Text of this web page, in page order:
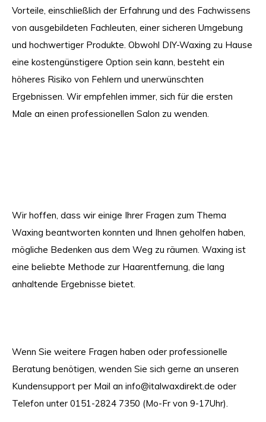
Vorteile, einschließlich der Erfahrung und des Fachwissens
von ausgebildeten Fachleuten, einer sicheren Umgebung
und hochwertiger Produkte. Obwohl DIY-Waxing zu Hause
eine kostengünstigere Option sein kann, besteht ein
höheres Risiko von Fehlern und unerwünschten
Ergebnissen. Wir empfehlen immer, sich für die ersten
Male an einen professionellen Salon zu wenden.
Wir hoffen, dass wir einige Ihrer Fragen zum Thema
Waxing beantworten konnten und Ihnen geholfen haben,
mögliche Bedenken aus dem Weg zu räumen. Waxing ist
eine beliebte Methode zur Haarentfernung, die lang
anhaltende Ergebnisse bietet.
Wenn Sie weitere Fragen haben oder professionelle
Beratung benötigen, wenden Sie sich gerne an unseren
Kundensupport per Mail an info@italwaxdirekt.de oder
Telefon unter 0151-2824 7350 (Mo-Fr von 9-17Uhr).